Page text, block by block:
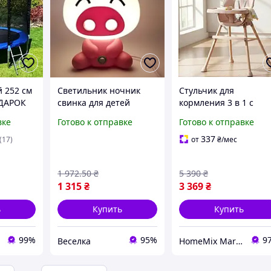
252 см
(17)
99%
Светильник ночник
свинка для детей
мягким светом для
Готово к отправке
1 315₴
1 972.50 ₴
Купить
Веселка 95%
Стульчик для
кормления 3 в 1 с
подносом для детей
15 кг Nukido розовый
Готово к отправке
от337₴/мес
3 369₴
5 390 ₴
Купить
HomeMix Market